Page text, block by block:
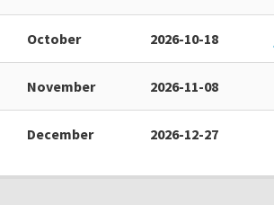
2026-10-18
October
2026-11-08
November
2026-12-27
December